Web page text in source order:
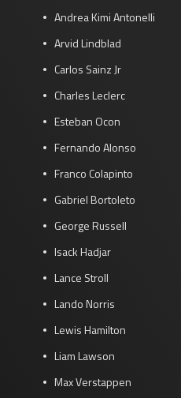
Andrea Kimi Antonelli
Arvid Lindblad
Carlos Sainz Jr
Charles Leclerc
Esteban Ocon
Fernando Alonso
Franco Colapinto
Gabriel Bortoleto
George Russell
Isack Hadjar
Lance Stroll
Lando Norris
Lewis Hamilton
Liam Lawson
Max Verstappen